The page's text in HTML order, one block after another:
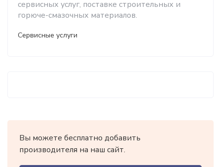
сервисных услуг, поставке строительных и
горюче-смазочных материалов.
Сервисные услуги
Вы можете бесплатно добавить
производителя на наш сайт.